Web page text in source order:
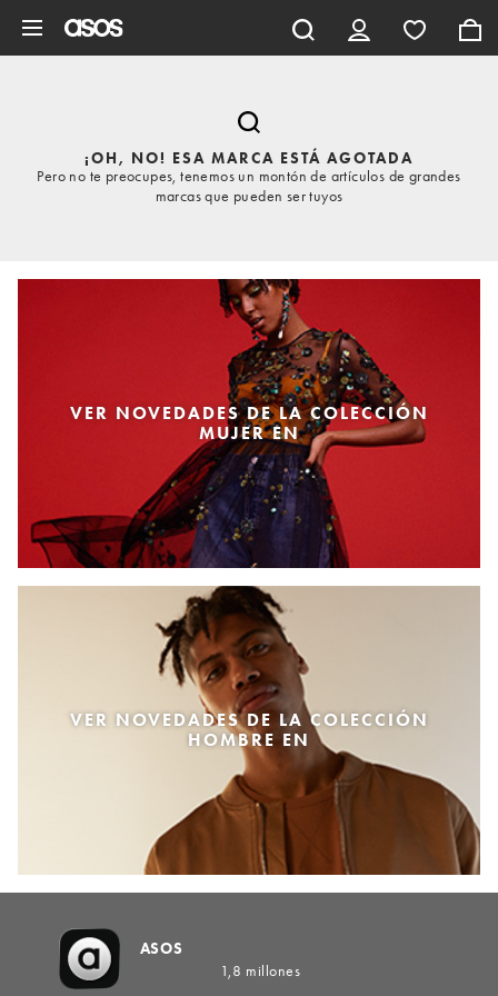
¡OH, NO! ESA MARCA ESTÁ AGOTADA
Pero no te preocupes, tenemos un montón de artículos de grandes
marcas que pueden ser tuyos
VER NOVEDADES DE LA COLECCIÓN
MUJER EN
VER NOVEDADES DE LA COLECCIÓN
HOMBRE EN
ASOS
1,8 millones